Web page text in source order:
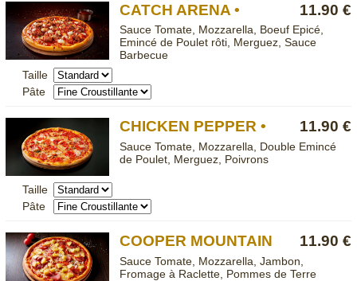
11.90 €
CATCH ARENA •
Sauce Tomate, Mozzarella, Boeuf Epicé,
Emincé de Poulet rôti, Merguez, Sauce
Barbecue
Taille
Pâte
11.90 €
CHICKEN PEPPER •
Sauce Tomate, Mozzarella, Double Emincé
de Poulet, Merguez, Poivrons
Taille
Pâte
11.90 €
COOPER MOUNTAIN
Sauce Tomate, Mozzarella, Jambon,
Fromage à Raclette, Pommes de Terre